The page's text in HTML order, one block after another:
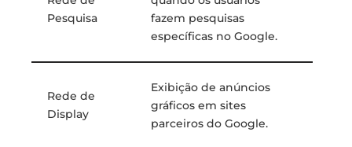
Pesquisa
fazem pesquisas
específicas no Google.
Rede de
Display
Exibição de anúncios
gráficos em sites
parceiros do Google.